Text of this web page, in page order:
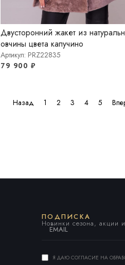
Двусторонний жакет из
овчины цвета капучино
Артикул: PRZ22835
79 900 ₽
Назад 1 2 3 4 5
ПОДПИСКА
Новинки сезона, акции
Я ДАЮ СОГЛАСИЕ НА